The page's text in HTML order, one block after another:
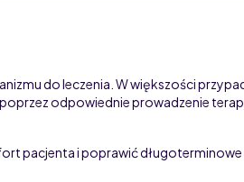
do leczenia. W większości
odpowiednie prowadzenie
pacjenta i poprawić